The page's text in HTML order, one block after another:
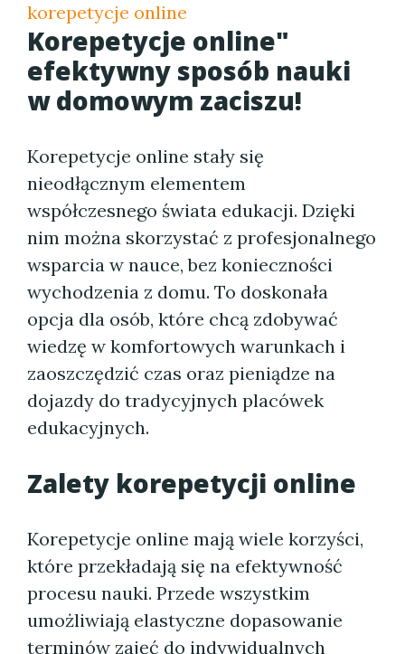
korepetycje online
Korepetycje online"
efektywny sposób nauki
w domowym zaciszu!
Korepetycje online stały się
nieodłącznym elementem
współczesnego świata edukacji. Dzięki
nim można skorzystać z profesjonalnego
wsparcia w nauce, bez konieczności
wychodzenia z domu. To doskonała
opcja dla osób, które chcą zdobywać
wiedzę w komfortowych warunkach i
zaoszczędzić czas oraz pieniądze na
dojazdy do tradycyjnych placówek
edukacyjnych.
Zalety korepetycji online
Korepetycje online mają wiele korzyści,
które przekładają się na efektywność
procesu nauki. Przede wszystkim
umożliwiają elastyczne dopasowanie
terminów zajęć do indywidualnych